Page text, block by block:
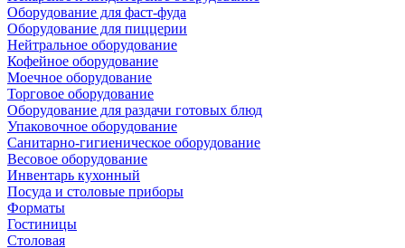
Оборудование для фаст-фуда
Оборудование для пиццерии
Нейтральное оборудование
Кофейное оборудование
Моечное оборудование
Торговое оборудование
Оборудование для раздачи готовых блюд
Упаковочное оборудование
Санитарно-гигиеническое оборудование
Весовое оборудование
Инвентарь кухонный
Посуда и столовые приборы
Форматы
Гостиницы
Столовая